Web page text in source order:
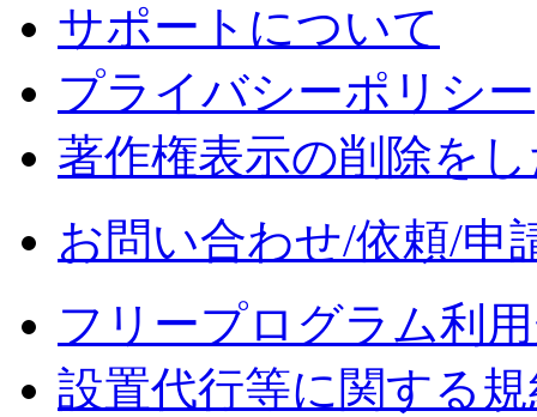
サポートについて
プライバシーポリシー
著作権表示の削除を
お問い合わせ/依頼/申
フリープログラム利
設置代行等に関する